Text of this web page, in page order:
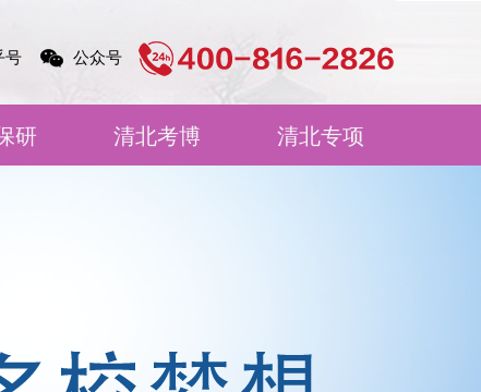
号 公众号
研 清北考博 清北专项